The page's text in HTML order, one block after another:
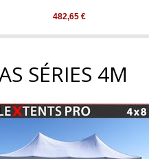
482,65 €
SÉRIES 4M